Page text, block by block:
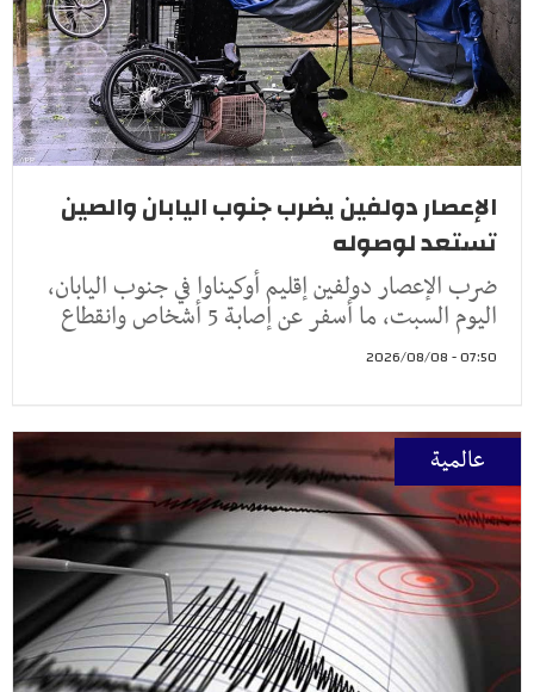
الإعصار دولفين يضرب جنوب اليابان والصين
تستعد لوصوله
ضرب الإعصار دولفين إقليم أوكيناوا في جنوب اليابان،
اليوم السبت، ما أسفر عن إصابة 5 أشخاص وانقطاع
07:50 - 2026/08/08
عالمية